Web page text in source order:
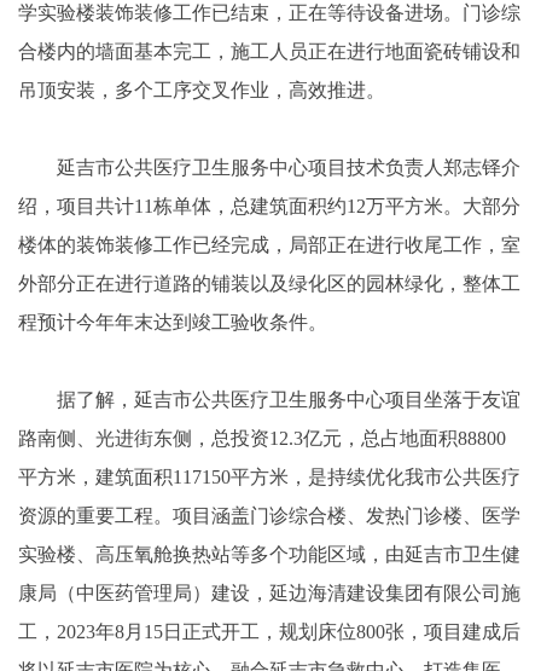
学实验楼装饰装修工作已结束，正在等待设备进场。门诊综
合楼内的墙面基本完工，施工人员正在进行地面瓷砖铺设和
吊顶安装，多个工序交叉作业，高效推进。
延吉市公共医疗卫生服务中心项目技术负责人郑志铎介
绍，项目共计11栋单体，总建筑面积约12万平方米。大部分
楼体的装饰装修工作已经完成，局部正在进行收尾工作，室
外部分正在进行道路的铺装以及绿化区的园林绿化，整体工
程预计今年年末达到竣工验收条件。
据了解，延吉市公共医疗卫生服务中心项目坐落于友谊
路南侧、光进街东侧，总投资12.3亿元，总占地面积88800
平方米，建筑面积117150平方米，是持续优化我市公共医疗
资源的重要工程。项目涵盖门诊综合楼、发热门诊楼、医学
实验楼、高压氧舱换热站等多个功能区域，由延吉市卫生健
康局（中医药管理局）建设，延边海清建设集团有限公司施
工，2023年8月15日正式开工，规划床位800张，项目建成后